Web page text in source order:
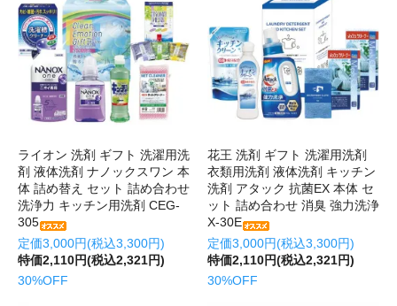
ライオン 洗剤 ギフト 洗濯用洗
剤 液体洗剤 ナノックスワン 本
体 詰め替え セット 詰め合わせ
洗浄力 キッチン用洗剤 CEG-
305
定価3,000円(税込3,300円)
特価2,110円(税込2,321円)
30%OFF
花王 洗剤 ギフト 洗濯用洗剤
衣類用洗剤 液体洗剤 キッチン
洗剤 アタック 抗菌EX 本体 セ
ット 詰め合わせ 消臭 強力洗浄
X-30E
定価3,000円(税込3,300円)
特価2,110円(税込2,321円)
30%OFF